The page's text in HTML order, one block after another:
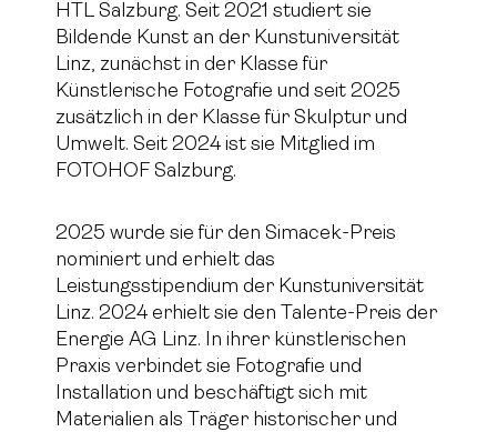
HTL Salzburg. Seit 2021 studiert sie
Bildende Kunst an der Kunstuniversität
Linz, zunächst in der Klasse für
Künstlerische Fotografie und seit 2025
zusätzlich in der Klasse für Skulptur und
Umwelt. Seit 2024 ist sie Mitglied im
FOTOHOF Salzburg.
2025 wurde sie für den Simacek-Preis
nominiert und erhielt das
Leistungsstipendium der Kunstuniversität
Linz. 2024 erhielt sie den Talente-Preis der
Energie AG Linz. In ihrer künstlerischen
Praxis verbindet sie Fotografie und
Installation und beschäftigt sich mit
Materialien als Träger historischer und